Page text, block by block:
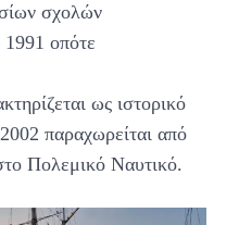
σχολών
οπότε
ως ιστορικό
παραχωρείται από
Πολεμικό Ναυτικό.